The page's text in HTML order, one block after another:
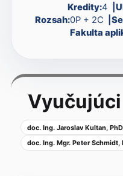
Kredity:4
Rozsah:0P + 2C
Fakulta
Vyučujúci
doc. Ing. Jaroslav Kultan,
doc. Ing. Mgr. Peter Schmidt,